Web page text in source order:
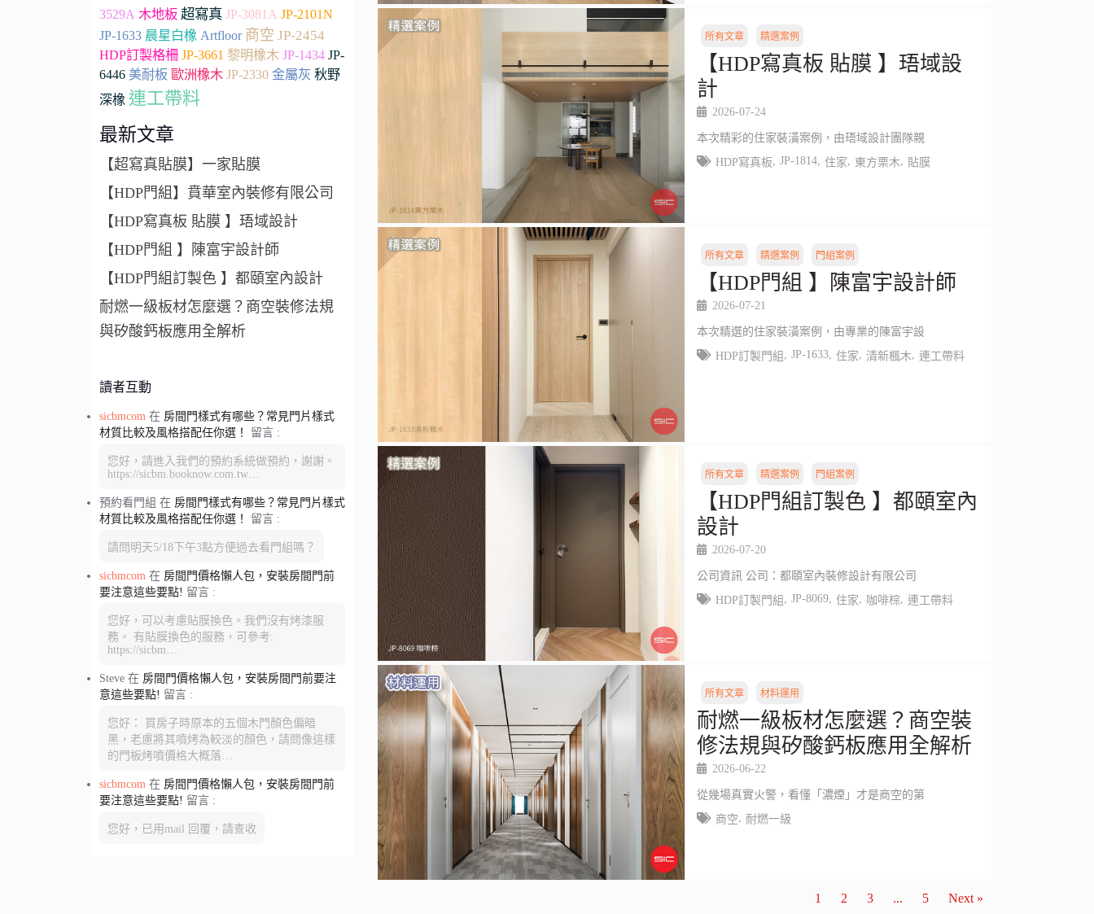
3529A 木地板 超寫真 JP-3081A JP-2101N
JP-1633 晨星白橡 Artfloor 商空 JP-2454
HDP訂製格柵 JP-3661 黎明橡木 JP-1434 JP-
6446 美耐板 歐洲橡木 JP-2330 金屬灰 秋野
深橡 連工帶料
最新文章
【超寫真貼膜】一家貼膜
【HDP門組】賁華室內裝修有限公司
【HDP寫真板 貼膜 】珸域設計
【HDP門組 】陳富宇設計師
【HDP門組訂製色 】都頤室內設計
耐燃一級板材怎麼選？商空裝修法規
與矽酸鈣板應用全解析
讀者互動
sicbmcom 在 房間門樣式有哪些？常見門片樣式
材質比較及風格搭配任你選！
留言 :
您好，請進入我們的預約系統做預約，謝謝。
https://sicbm.booknow.com.tw…
預約看門組 在 房間門樣式有哪些？常見門片樣式
材質比較及風格搭配任你選！
留言 :
請問明天5/18下午3點方便過去看門組嗎？
sicbmcom 在 房間門價格懶人包，安裝房間門前
要注意這些要點! 留言 :
您好，可以考慮貼膜換色。我們沒有烤漆服
務。 有貼膜換色的服務，可參考:
https://sicbm…
Steve 在 房間門價格懶人包，安裝房間門前要注
意這些要點! 留言 :
您好： 買房子時原本的五個木門顏色偏暗
黑，老慮將其噴烤為較淡的顏色，請問像這樣
的門板烤噴價格大概落…
sicbmcom 在 房間門價格懶人包，安裝房間門前
要注意這些要點! 留言 :
您好，已用mail 回覆，請查收
所有文章 精選案例
【HDP寫真板 貼膜 】珸域設
計
2026-07-24
本次精彩的住家裝潢案例，由珸域設計團隊親
HDP寫真板
JP-1814, 住家 東方栗木 貼膜
所有文章 精選案例 門組案例
【HDP門組 】陳富宇設計師
2026-07-21
本次精選的住家裝潢案例，由專業的陳富宇設
HDP訂製門組
JP-1633, 住家 清新楓木 連工帶料
所有文章 精選案例 門組案例
【HDP門組訂製色 】都頤室內
設計
2026-07-20
公司資訊 公司：都頤室內裝修設計有限公司
HDP訂製門組
JP-8069, 住家 咖啡棕 連工帶料
所有文章 材料運用
耐燃一級板材怎麼選？商空裝
修法規與矽酸鈣板應用全解析
2026-06-22
從幾場真實火警，看懂「濃煙」才是商空的第
商空
耐燃一級
1 2 3 ... 5 Next »